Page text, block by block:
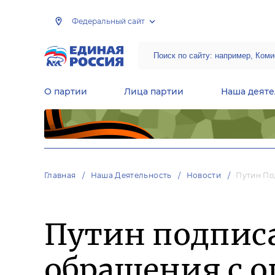
Федеральный сайт
О партии Лица партии Наша
Главная Наша Деятельность Новости Путин
Путин